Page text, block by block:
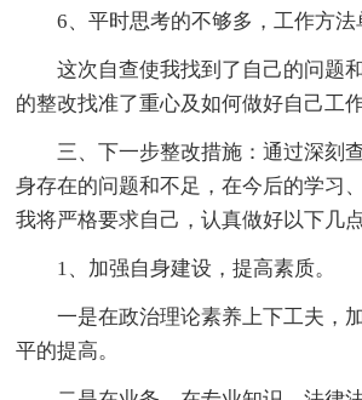
6、平时思考的不够多，工作方法
这次自查使我找到了自己的问题
的整改找准了重心及如何做好自己工
三、下一步整改措施：通过深刻
身存在的问题和不足，在今后的学习
我将严格要求自己，认真做好以下几点
1、加强自身建设，提高素质。
一是在政治理论素养上下工夫，
平的提高。